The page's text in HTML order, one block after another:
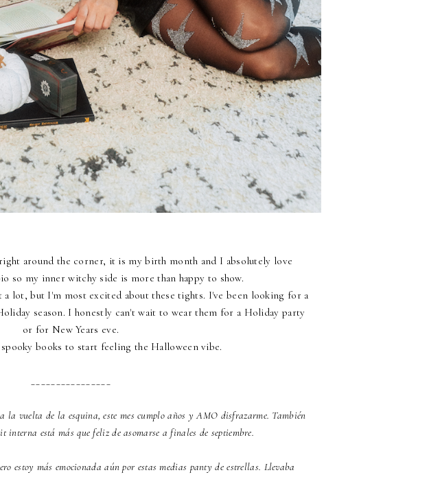
around the corner, it is my birth month and I absolutely love
so my inner witchy side is more than happy to show.
lot, but I'm most excited about these tights. I've been looking for a
season. I honestly can't wait to wear them for a Holiday party
or for New Years eve.
books to start feeling the Halloween vibe.
la vuelta de la esquina, este mes cumplo años y AMO disfrazarme. También
interna está más que feliz de asomarse a finales de septiembre.
estoy más emocionada aún por estas medias panty de estrellas. Llevaba